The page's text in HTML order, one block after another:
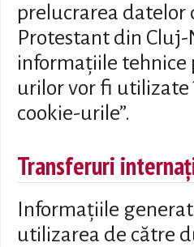
prelucrarea datelor
Protestant din Cluj-
informațiile tehnice
urilor vor fi utilizate
cookie-urile”.
Transferuri
Informațiile
utilizarea de către